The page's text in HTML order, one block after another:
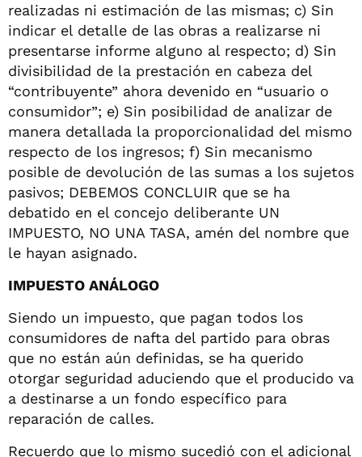
realizadas ni estimación de las mismas; c) Sin
indicar el detalle de las obras a realizarse ni
presentarse informe alguno al respecto; d) Sin
divisibilidad de la prestación en cabeza del
“contribuyente” ahora devenido en “usuario o
consumidor”; e) Sin posibilidad de analizar de
manera detallada la proporcionalidad del mismo
respecto de los ingresos; f) Sin mecanismo
posible de devolución de las sumas a los sujetos
pasivos; DEBEMOS CONCLUIR que se ha
debatido en el concejo deliberante UN
IMPUESTO, NO UNA TASA, amén del nombre que
le hayan asignado.
IMPUESTO ANÁLOGO
Siendo un impuesto, que pagan todos los
consumidores de nafta del partido para obras
que no están aún definidas, se ha querido
otorgar seguridad aduciendo que el producido va
a destinarse a un fondo específico para
reparación de calles.
Recuerdo que lo mismo sucedió con el adicional